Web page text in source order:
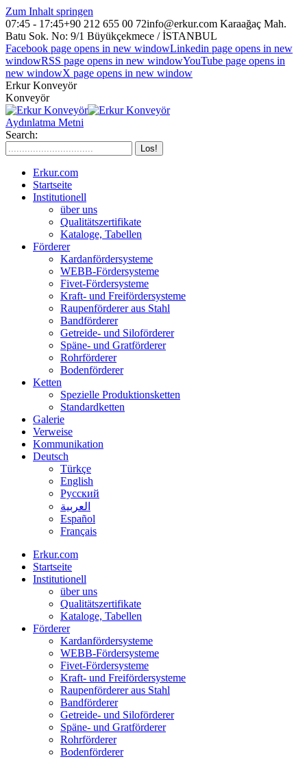
Zum Inhalt springen
07:45 - 17:45+90 212 655 00 72info@erkur.com Karaağaç Mah.
Batu Sok. No: 9/1 Büyükçekmece / İSTANBUL
Facebook page opens in new windowLinkedin page opens in new
windowRSS page opens in new windowYouTube page opens in
new windowX page opens in new window
Erkur Konveyör
Konveyör
Aydınlatma Metni
Search:
Erkur.com
Startseite
Institutionell
über uns
Qualitätszertifikate
Kataloge, Tabellen
Förderer
Kardanfördersysteme
WEBB-Fördersysteme
Fivet-Fördersysteme
Kraft- und Freifördersysteme
Raupenförderer aus Stahl
Bandförderer
Getreide- und Siloförderer
Späne- und Gratförderer
Rohrförderer
Bodenförderer
Ketten
Spezielle Produktionsketten
Standardketten
Galerie
Verweise
Kommunikation
Deutsch
Türkçe
English
Русский
العربية
Español
Français
Erkur.com
Startseite
Institutionell
über uns
Qualitätszertifikate
Kataloge, Tabellen
Förderer
Kardanfördersysteme
WEBB-Fördersysteme
Fivet-Fördersysteme
Kraft- und Freifördersysteme
Raupenförderer aus Stahl
Bandförderer
Getreide- und Siloförderer
Späne- und Gratförderer
Rohrförderer
Bodenförderer